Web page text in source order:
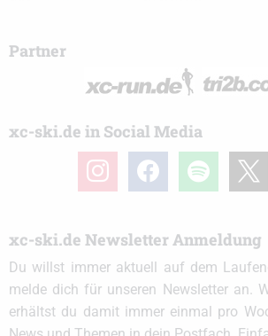
Partner
xc-ski.de in Social Media
instagramfacebook spotify
xc-ski.de Newsletter Anmeldung
Du willst immer aktuell auf dem
melde dich für unseren Newsletter an.
erhältst du damit immer einmal pro